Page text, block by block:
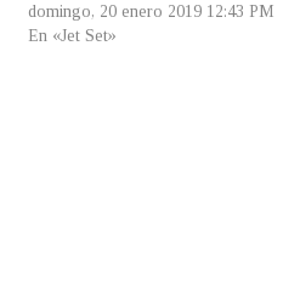
domingo, 20 enero 2019 12:43 PM
En «Jet Set»